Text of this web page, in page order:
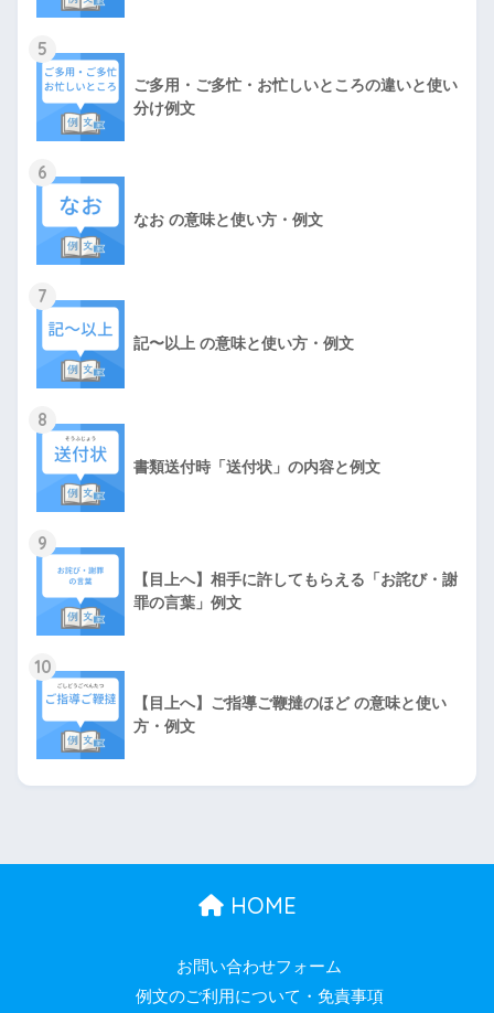
5
ご多用・ご多忙・お忙しいところの違いと使い
分け例文
6
なお の意味と使い方・例文
7
記〜以上 の意味と使い方・例文
8
書類送付時「送付状」の内容と例文
9
【目上へ】相手に許してもらえる「お詫び・謝
罪の言葉」例文
10
【目上へ】ご指導ご鞭撻のほど の意味と使い
方・例文
HOME
お問い合わせフォーム
例文のご利用について・免責事項